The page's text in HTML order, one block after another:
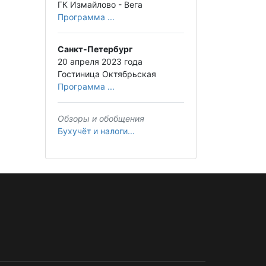
ГК Измайлово - Вега
Программа ...
Санкт-Петербург
20 апреля 2023 года
Гостиница Октябрьская
Программа ...
Обзоры и обобщения
Бухучёт и налоги...